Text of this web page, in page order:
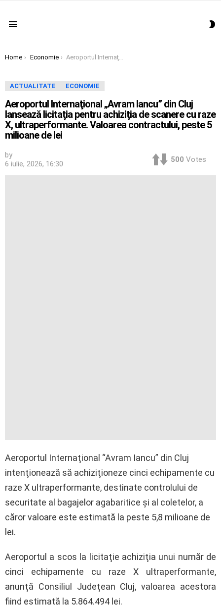
You are here:
Home Economie Aeroportul Internaţional „Avram Iancu” din Cluj lansează licitaţia pentru achiziţia de scanere cu raze X, ultraperformante. Valoarea contractului, peste 5 milioane de lei
ACTUALITATE ECONOMIE
Aeroportul Internaţional „Avram Iancu” din Cluj
lansează licitaţia pentru achiziţia de scanere cu raze
X, ultraperformante. Valoarea contractului, peste 5
milioane de lei
by
6 iulie, 2026, 16:30
500 Votes
Aeroportul Internaţional “Avram Iancu” din Cluj
intenţionează să achiziţioneze cinci echipamente cu
raze X ultraperformante, destinate controlului de
securitate al bagajelor agabaritice şi al coletelor, a
căror valoare este estimată la peste 5,8 milioane de
lei.
Aeroportul a scos la licitaţie achiziţia unui număr de
cinci echipamente cu raze X ultraperformante,
anunţă Consiliul Judeţean Cluj, valoarea acestora
fiind estimată la 5.864.494 lei.